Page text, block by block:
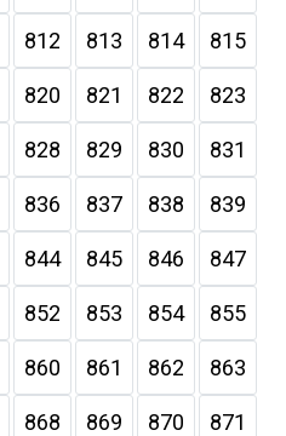
812 813 814 815
820 821 822 823
828 829 830 831
836 837 838 839
844 845 846 847
852 853 854 855
860 861 862 863
868 869 870 871